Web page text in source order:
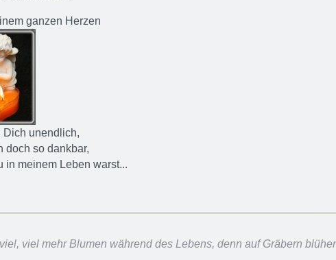
ganzen Herzen
Dich unendlich,
doch so dankbar,
in meinem Leben warst...
viel mehr Blumen während des Lebens, denn auf Gräbern